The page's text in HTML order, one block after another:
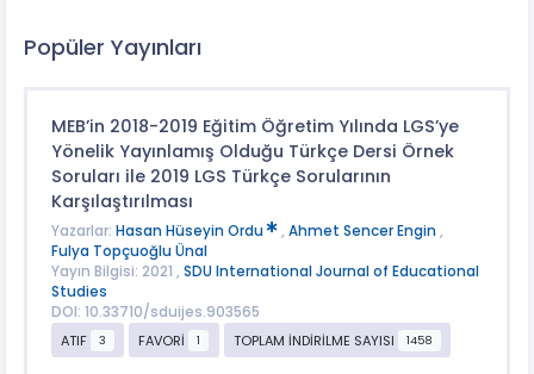
Popüler Yayınları
MEB’in 2018-2019 Eğitim Öğretim Yılında LGS’ye
Yönelik Yayınlamış Olduğu Türkçe Dersi Örnek
Soruları ile 2019 LGS Türkçe Sorularının
Karşılaştırılması
Yazarlar: Hasan Hüseyin Ordu , Ahmet Sencer Engin ,
Fulya Topçuoğlu Ünal
Yayın Bilgisi: 2021 , SDU International Journal of Educational
Studies
DOI: 10.33710/sduijes.903565
ATIF
3 FAVORİ 1 TOPLAM İNDİRİLME SAYISI 1458